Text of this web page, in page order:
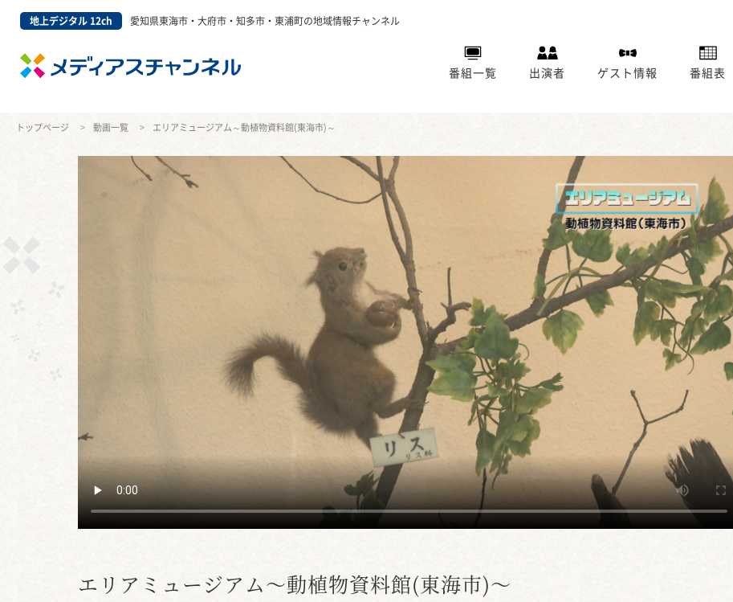
地上デジタル 12ch 愛知県東海市・大府市・知多市・東浦町の地域情報チャンネル
番組一覧 出演者 ゲスト情報 番組表
トップページ 動画一覧 エリアミュージアム～動植物資料館(東海市)～
エリアミュージアム～動植物資料館(東海市)～